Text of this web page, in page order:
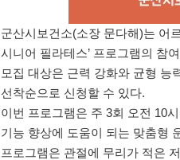
군산시보건소(소장 문다해)는 어
시니어 필라테스’ 프로그램의 참
모집 대상은 근력 강화와 균형 능
선착순으로 신청할 수 있다.
이번 프로그램은 주 3회 오전 10
기능 향상에 도움이 되는 맞춤형
프로그램은 관절에 무리가 적은